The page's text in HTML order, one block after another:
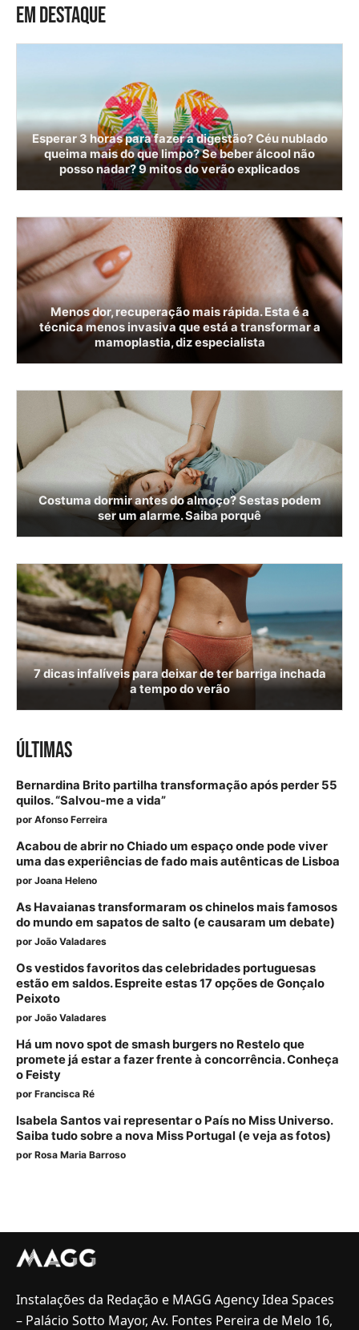
EM DESTAQUE
Esperar 3 horas para fazer a digestão? Céu nublado
queima mais do que limpo? Se beber álcool não
posso nadar? 9 mitos do verão explicados
Menos dor, recuperação mais rápida. Esta é a
técnica menos invasiva que está a transformar a
mamoplastia, diz especialista
Costuma dormir antes do almoço? Sestas podem
ser um alarme. Saiba porquê
7 dicas infalíveis para deixar de ter barriga inchada
a tempo do verão
ÚLTIMAS
Bernardina Brito partilha transformação após perder 55
quilos. “Salvou-me a vida”
por Afonso Ferreira
Acabou de abrir no Chiado um espaço onde pode viver
uma das experiências de fado mais autênticas de Lisboa
por Joana Heleno
As Havaianas transformaram os chinelos mais famosos
do mundo em sapatos de salto (e causaram um debate)
por João Valadares
Os vestidos favoritos das celebridades portuguesas
estão em saldos. Espreite estas 17 opções de Gonçalo
Peixoto
por João Valadares
Há um novo spot de smash burgers no Restelo que
promete já estar a fazer frente à concorrência. Conheça
o Feisty
por Francisca Ré
Isabela Santos vai representar o País no Miss Universo.
Saiba tudo sobre a nova Miss Portugal (e veja as fotos)
por Rosa Maria Barroso
Instalações da Redação e MAGG Agency Idea Spaces
– Palácio Sotto Mayor, Av. Fontes Pereira de Melo 16,